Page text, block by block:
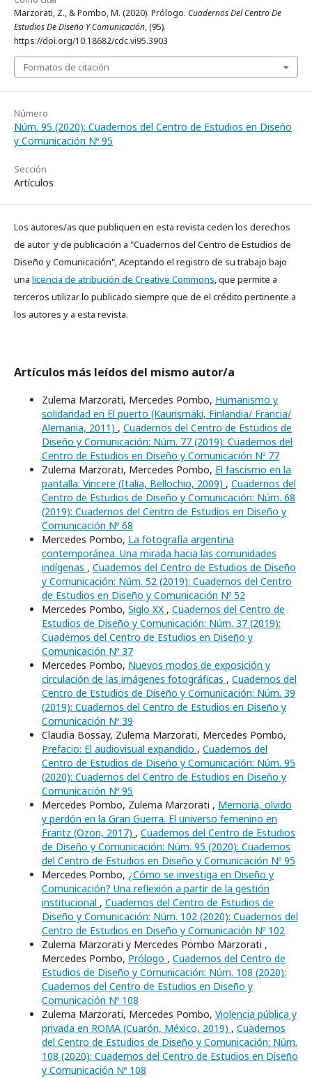
Marzorati, Z., & Pombo, M. (2020). Prólogo. Cuadernos Del Centro De
Estudios De Diseño Y Comunicación, (95).
https://doi.org/10.18682/cdc.vi95.3903
Formatos de citación
Número
Núm. 95 (2020): Cuadernos del Centro de Estudios en Diseño
y Comunicación Nº 95
Sección
Artículos
Los autores/as que publiquen en esta revista ceden los derechos
de autor y de publicación a "Cuadernos del Centro de Estudios de
Diseño y Comunicación", Aceptando el registro de su trabajo bajo
una licencia de atribución de Creative Commons, que permite a
terceros utilizar lo publicado siempre que de el crédito pertinente a
los autores y a esta revista.
Artículos más leídos del mismo autor/a
Zulema Marzorati, Mercedes Pombo, Humanismo y
solidaridad en El puerto (Kaurismäki, Finlandia/ Francia/
Alemania, 2011) , Cuadernos del Centro de Estudios de
Diseño y Comunicación: Núm. 77 (2019): Cuadernos del
Centro de Estudios en Diseño y Comunicación Nº 77
Zulema Marzorati, Mercedes Pombo, El fascismo en la
pantalla: Vincere (Italia, Bellochio, 2009) , Cuadernos del
Centro de Estudios de Diseño y Comunicación: Núm. 68
(2019): Cuadernos del Centro de Estudios en Diseño y
Comunicación Nº 68
Mercedes Pombo, La fotografía argentina
contemporánea. Una mirada hacia las comunidades
indígenas , Cuadernos del Centro de Estudios de Diseño
y Comunicación: Núm. 52 (2019): Cuadernos del Centro
de Estudios en Diseño y Comunicación Nº 52
Mercedes Pombo, Siglo XX , Cuadernos del Centro de
Estudios de Diseño y Comunicación: Núm. 37 (2019):
Cuadernos del Centro de Estudios en Diseño y
Comunicación Nº 37
Mercedes Pombo, Nuevos modos de exposición y
circulación de las imágenes fotográficas , Cuadernos del
Centro de Estudios de Diseño y Comunicación: Núm. 39
(2019): Cuadernos del Centro de Estudios en Diseño y
Comunicación Nº 39
Claudia Bossay, Zulema Marzorati, Mercedes Pombo,
Prefacio: El audiovisual expandido , Cuadernos del
Centro de Estudios de Diseño y Comunicación: Núm. 95
(2020): Cuadernos del Centro de Estudios en Diseño y
Comunicación Nº 95
Mercedes Pombo, Zulema Marzorati , Memoria, olvido
y perdón en la Gran Guerra. El universo femenino en
Frantz (Ozon, 2017) , Cuadernos del Centro de Estudios
de Diseño y Comunicación: Núm. 95 (2020): Cuadernos
del Centro de Estudios en Diseño y Comunicación Nº 95
Mercedes Pombo, ¿Cómo se investiga en Diseño y
Comunicación? Una reflexión a partir de la gestión
institucional , Cuadernos del Centro de Estudios de
Diseño y Comunicación: Núm. 102 (2020): Cuadernos del
Centro de Estudios en Diseño y Comunicación Nº 102
Zulema Marzorati y Mercedes Pombo Marzorati ,
Mercedes Pombo, Prólogo , Cuadernos del Centro de
Estudios de Diseño y Comunicación: Núm. 108 (2020):
Cuadernos del Centro de Estudios en Diseño y
Comunicación Nº 108
Zulema Marzorati, Mercedes Pombo, Violencia pública y
privada en ROMA (Cuarón, México, 2019) , Cuadernos
del Centro de Estudios de Diseño y Comunicación: Núm.
108 (2020): Cuadernos del Centro de Estudios en Diseño
y Comunicación Nº 108